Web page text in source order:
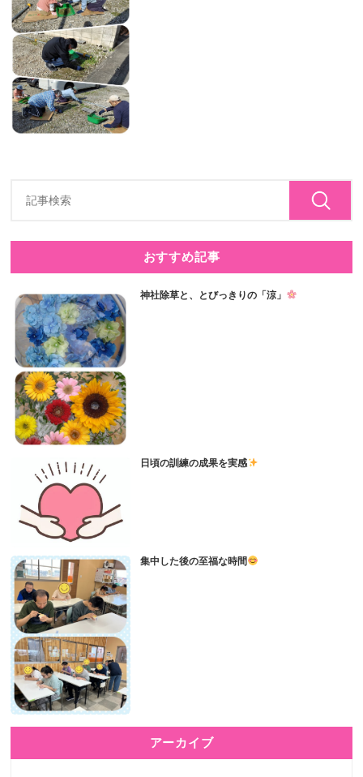
おすすめ記事
神社除草と、とびっきりの「涼」
日頃の訓練の成果を実感
集中した後の至福な時間
アーカイブ